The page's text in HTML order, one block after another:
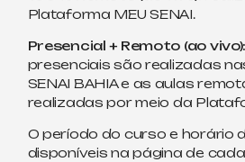
Plataforma MEU SENAI.
Presencial + Remoto (ao vivo):
presenciais são realizadas
SENAI BAHIA e as aulas
realizadas por meio da
O período do curso e horário
disponíveis na página de